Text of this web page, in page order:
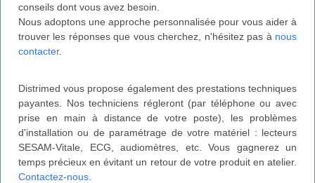
conseils dont vous avez besoin.
Nous adoptons une approche personnalisée pour vous aider à
trouver les réponses que vous cherchez, n'hésitez pas à nous
contacter.
Distrimed vous propose également des prestations techniques
payantes. Nos techniciens régleront (par téléphone ou avec
prise en main à distance de votre poste), les problèmes
d'installation ou de paramétrage de votre matériel : lecteurs
SESAM-Vitale, ECG, audiomètres, etc. Vous gagnerez un
temps précieux en évitant un retour de votre produit en atelier.
Contactez-nous